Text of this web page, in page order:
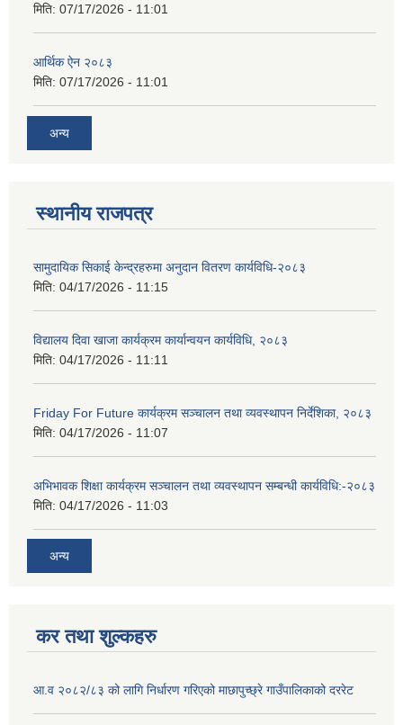
मिति: 07/17/2026 - 11:01
आर्थिक ऐन २०८३
मिति: 07/17/2026 - 11:01
अन्य
स्थानीय राजपत्र
सामुदायिक सिकाई केन्द्रहरुमा अनुदान वितरण कार्यविधि-२०८३
मिति: 04/17/2026 - 11:15
विद्यालय दिवा खाजा कार्यक्रम कार्यान्वयन कार्यविधि, २०८३
मिति: 04/17/2026 - 11:11
Friday For Future कार्यक्रम सञ्चालन तथा व्यवस्थापन निर्देशिका, २०८३
मिति: 04/17/2026 - 11:07
अभिभावक शिक्षा कार्यक्रम सञ्चालन तथा व्यवस्थापन सम्बन्धी कार्यविधि:-२०८३
मिति: 04/17/2026 - 11:03
अन्य
कर तथा शुल्कहरु
आ.व २०८२/८३ को लागि निर्धारण गरिएको माछापुच्छ्रे गाउँपालिकाको दररेट